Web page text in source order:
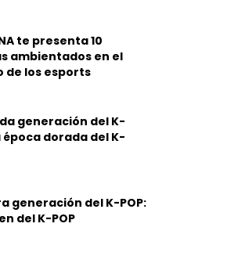
te presenta 10
ambientados en el
de los esports
generación del K-
época dorada del K-
generación del K-POP:
del K-POP